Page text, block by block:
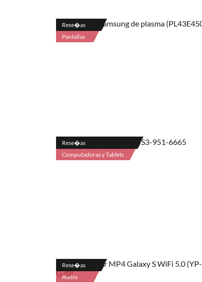
Rese�as
Pantallas
Rese�as
Computadoras y Tablets
Rese�as
Audio